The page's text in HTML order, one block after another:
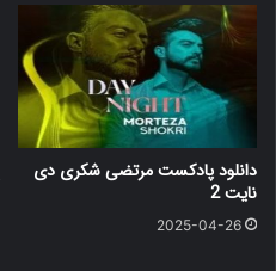
دانلود پادکست مرتضی شکری دی
نایت 2
2025-04-26